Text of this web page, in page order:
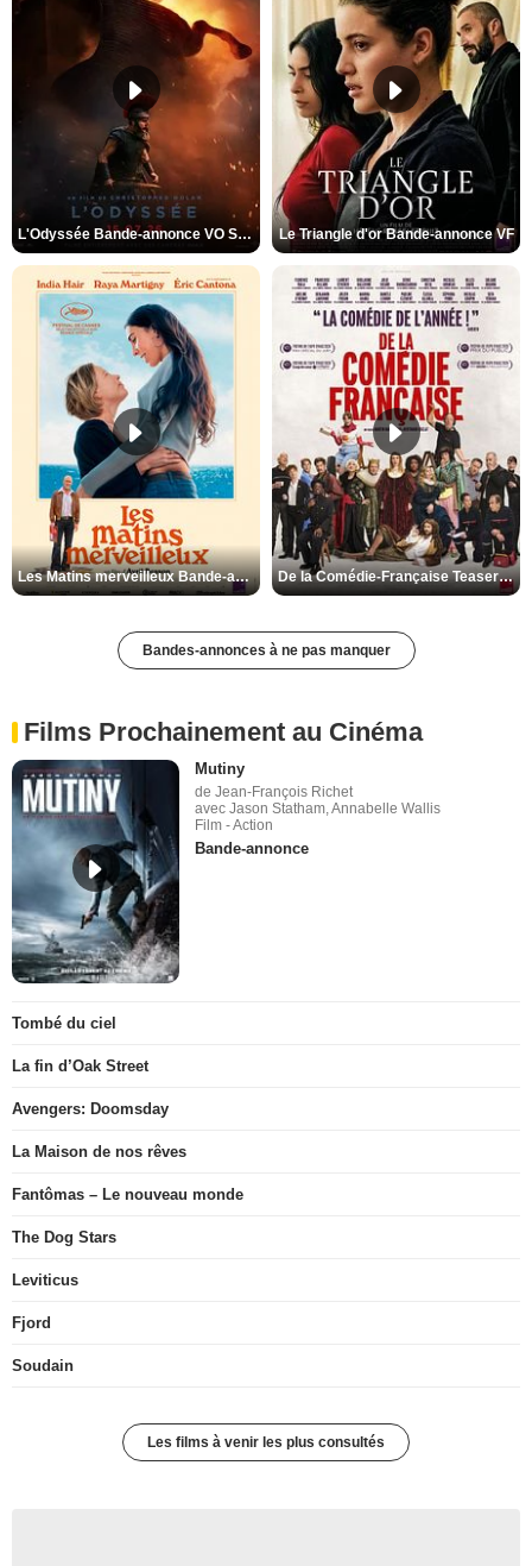
L'Odyssée Bande-annonce VO STFR Le Triangle d'or Bande-annonce VF
Les Matins merveilleux Bande-annonce VF De la Comédie-Française Teaser VF
Bandes-annonces à ne pas manquer
Films Prochainement au Cinéma
Mutiny
de Jean-François Richet
avec Jason Statham, Annabelle Wallis
Film - Action
Bande-annonce
Tombé du ciel
La fin d’Oak Street
Avengers: Doomsday
La Maison de nos rêves
Fantômas – Le nouveau monde
The Dog Stars
Leviticus
Fjord
Soudain
Les films à venir les plus consultés